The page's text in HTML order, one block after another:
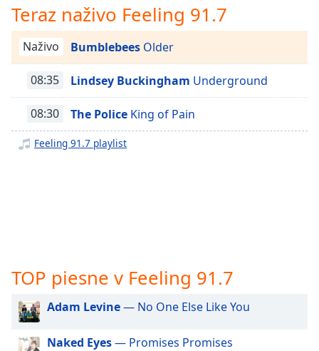
Rate
Chapters
Descriptions
off,
settings
dialog
subtitles
off
selected
Teraz naživo Feeling 91.7
Naživo Bumblebees Older
08:35 Lindsey Buckingham Underground
08:30 The Police King of Pain
Feeling 91.7 playlist
TOP piesne v Feeling 91.7
Adam Levine— No One Else Like You
Naked Eyes— Promises Promises